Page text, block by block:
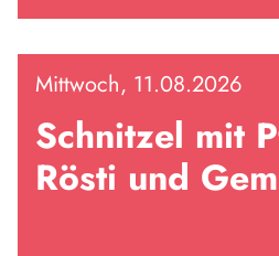
Mittwoch, 11.08.2026
Schnitzel mit
Rösti und